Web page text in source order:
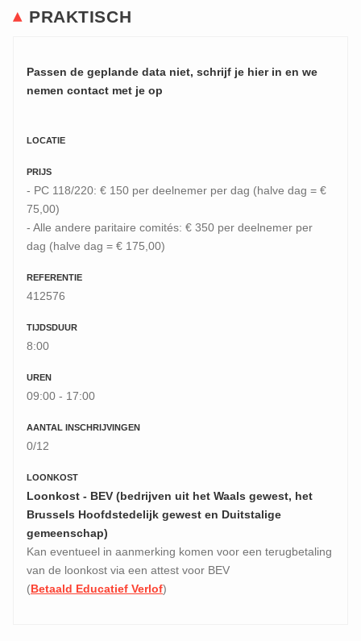
PRAKTISCH
Passen de geplande data niet, schrijf je hier in en we
nemen contact met je op
LOCATIE
PRIJS
- PC 118/220: € 150 per deelnemer per dag (halve dag = €
75,00)
- Alle andere paritaire comités: € 350 per deelnemer per
dag (halve dag = € 175,00)
REFERENTIE
412576
TIJDSDUUR
8:00
UREN
09:00 - 17:00
AANTAL INSCHRIJVINGEN
0/12
LOONKOST
Loonkost - BEV (bedrijven uit het Waals gewest, het
Brussels Hoofdstedelijk gewest en Duitstalige
gemeenschap)
Kan eventueel in aanmerking komen voor een terugbetaling
van de loonkost via een attest voor BEV
(Betaald Educatief Verlof)